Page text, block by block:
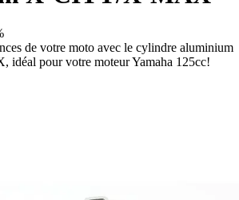
de votre moto avec le cylindre aluminium
pour votre moteur Yamaha 125cc!